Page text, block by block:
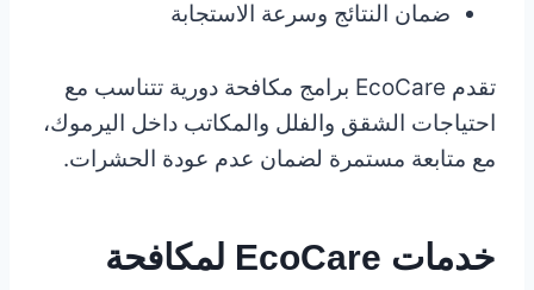
ضمان النتائج وسرعة الاستجابة
تقدم EcoCare برامج مكافحة دورية تتناسب مع
احتياجات الشقق والفلل والمكاتب داخل اليرموك،
مع متابعة مستمرة لضمان عدم عودة الحشرات.
خدمات EcoCare لمكافحة